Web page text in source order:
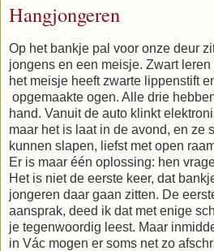
Hangjongeren
Op het bankje pal voor onze deur
jongens en een meisje. Zwart
het meisje heeft zwarte lippenstift
opgemaakte ogen. Alle drie
hand. Vanuit de auto klinkt
maar het is laat in de avond, en ze
kunnen slapen, liefst met open
Er is maar één oplossing: hen
Het is niet de eerste keer, dat
jongeren daar gaan zitten. De
aansprak, deed ik dat met enige
je tegenwoordig leest. Maar
in Vác mogen er soms net zo